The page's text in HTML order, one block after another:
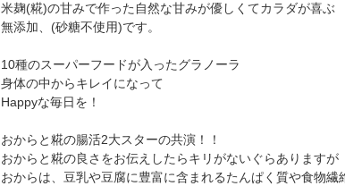
米麹(糀)の甘みで作った自然な甘みが優しくてカラダが喜ぶ
無添加、(砂糖不使用)です。
10種のスーパーフードが入ったグラノーラ
身体の中からキレイになって
Happyな毎日を！
おからと糀の腸活2大スターの共演！！
おからと糀の良さをお伝えしたらキリがないぐらありますが
おからは、豆乳や豆腐に豊富に含まれるたんぱく質や食物